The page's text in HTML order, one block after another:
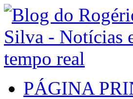
PÁGINA